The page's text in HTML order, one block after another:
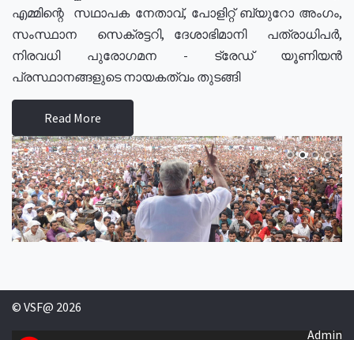
എമ്മിന്റെ സഥാപക നേതാവ്, പോളിറ്റ് ബ്യുറോ അംഗം,
സംസ്ഥാന സെക്രട്ടറി, ദേശാഭിമാനി പത്രാധിപർ,
നിരവധി പുരോഗമന - ട്രേഡ് യൂണിയൻ
പ്രസ്ഥാനങ്ങളുടെ നായകത്വം തുടങ്ങി
Read More
© VSF@ 2026
Admin